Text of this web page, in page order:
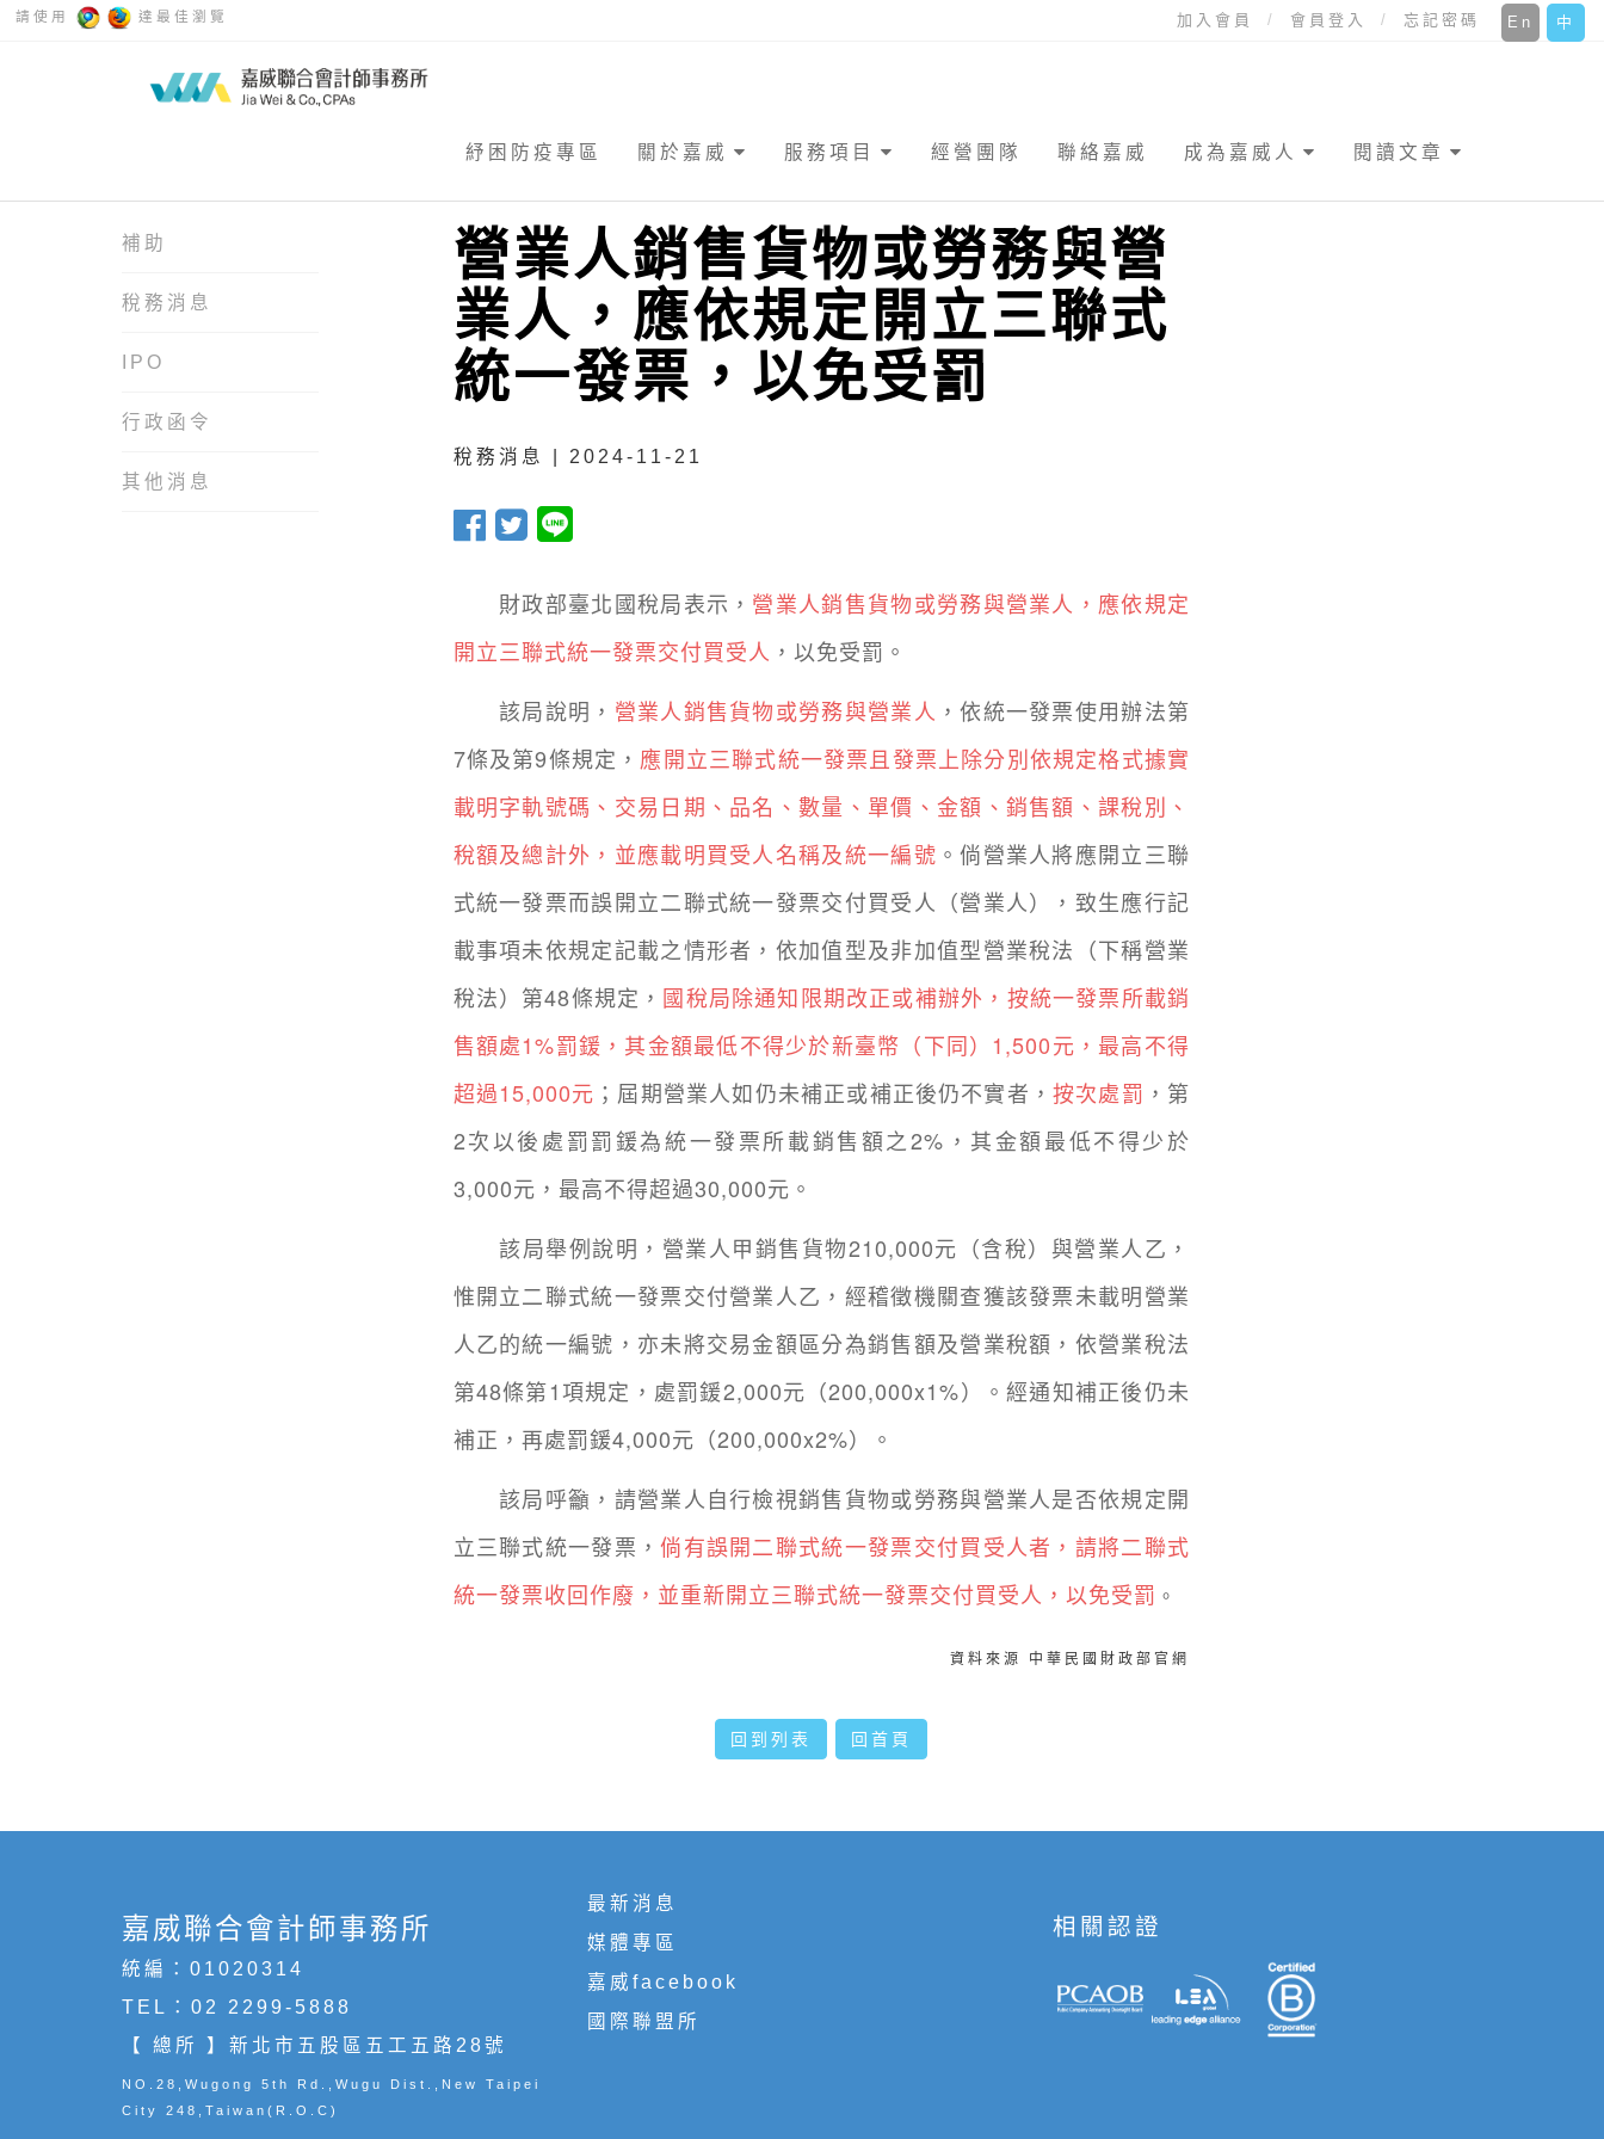
請使用 達最佳瀏覽 中
En
加入會員 會員登入 忘記密碼
紓困防疫專區 關於嘉威 服務項目 經營團隊 聯絡嘉威 成為嘉威人 閱讀文章
補助
稅務消息
IPO
行政函令
其他消息
營業人銷售貨物或勞務與營
業人，應依規定開立三聯式
統一發票，以免受罰
稅務消息 | 2024-11-21
財政部臺北國稅局表示， 營業人銷售貨物或勞務與營業人，應依規定
開立三聯式統一發票交付買受人 ，以免受罰。
該局說明， 營業人銷售貨物或勞務與營業人 ，依統一發票使用辦法第
7條及第9條規定， 應開立三聯式統一發票且發票上除分別依規定格式據實
載明字軌號碼、交易日期、品名、數量、單價、金額、銷售額、課稅別、
稅額及總計外，並應載明買受人名稱及統一編號 。倘營業人將應開立三聯
式統一發票而誤開立二聯式統一發票交付買受人（營業人），致生應行記
載事項未依規定記載之情形者，依加值型及非加值型營業稅法（下稱營業
稅法）第48條規定， 國稅局除通知限期改正或補辦外，按統一發票所載銷
售額處1%罰鍰，其金額最低不得少於新臺幣（下同）1,500元，最高不得
超過15,000元 ；屆期營業人如仍未補正或補正後仍不實者，按次處罰 ，第
2次以後處罰罰鍰為統一發票所載銷售額之2%，其金額最低不得少於
3,000元，最高不得超過30,000元。
該局舉例說明，營業人甲銷售貨物210,000元（含稅）與營業人乙，
惟開立二聯式統一發票交付營業人乙，經稽徵機關查獲該發票未載明營業
人乙的統一編號，亦未將交易金額區分為銷售額及營業稅額，依營業稅法
第48條第1項規定，處罰鍰2,000元（200,000x1%）。經通知補正後仍未
補正，再處罰鍰4,000元（200,000x2%）。
該局呼籲，請營業人自行檢視銷售貨物或勞務與營業人是否依規定開
立三聯式統一發票，倘有誤開二聯式統一發票交付買受人者，請將二聯式
統一發票收回作廢，並重新開立三聯式統一發票交付買受人，以免受罰 。
資料來源 中華民國財政部官網
回到列表 回首頁
嘉威聯合會計師事務所
統編：01020314
TEL： 02 2299-5888
【 總所 】新北市五股區五工五路28號
NO.28,Wugong 5th Rd.,Wugu Dist.,New Taipei
City 248,Taiwan(R.O.C)
最新消息
媒體專區
嘉威facebook
國際聯盟所
相關認證